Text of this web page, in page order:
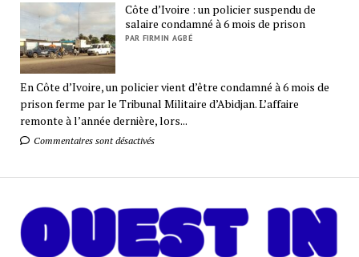
Côte d’Ivoire : un policier suspendu de
salaire condamné à 6 mois de prison
PAR FIRMIN AGBÉ
En Côte d’Ivoire, un policier vient d’être condamné à 6 mois de
prison ferme par le Tribunal Militaire d’Abidjan. L’affaire
remonte à l’année dernière, lors...
Commentaires sont désactivés